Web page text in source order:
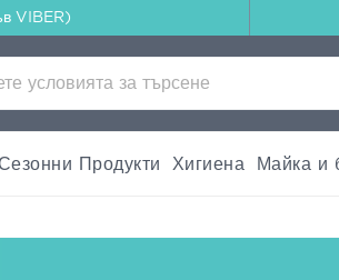
VIBER)
Продукти Хигиена Майка и